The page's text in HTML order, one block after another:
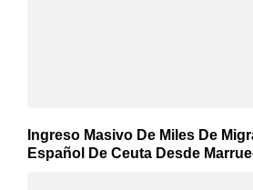
Ingreso Masivo De Miles De
Español De Ceuta Desde